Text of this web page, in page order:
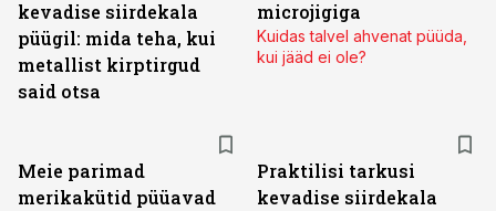
kevadise siirdekala
püügil: mida teha, kui
metallist kirptirgud
said otsa
microjigiga
Kuidas talvel ahvenat püüda,
kui jääd ei ole?
Meie parimad
merikakütid püüavad
Praktilisi tarkusi
kevadise siirdekala